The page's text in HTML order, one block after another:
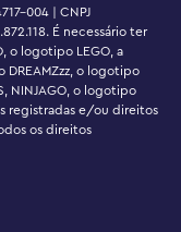
004 | CNPJ
É necessário ter
o logotipo LEGO, a
DREAMZzz, o logotipo
NINJAGO, o logotipo
registradas e/ou direitos
os direitos